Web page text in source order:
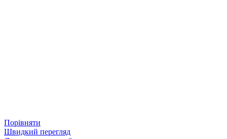
Порівняти
Швидкий перегляд